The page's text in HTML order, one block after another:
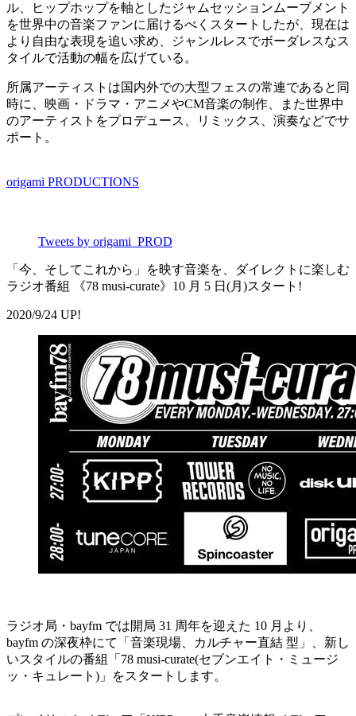
ル、ヒップホップを軸としたジャムセッションムーブメント
を世界中の音楽ファンに届けるべくスタートしたが、現在は
より自由な表現を追い求め、ジャンルレスでボーダレスなス
タイルで活動の幅を広げている。
所属アーティストは国内外での大型フェスの常連であると同
時に、映画・ドラマ・アニメやCM音楽の制作、また世界中
のアーティストをプロデュース、リミックス、演奏などでサ
ポート。
origami PRODUCTIONS
Tweets by origami_PROD
「今、そしてこれから」を映す音楽を、ダイレクトに楽しむ
ラジオ番組 《78 musi-curate》10 月 5 日(月)スタート!
2020/9/24 UP!
ラジオ局・bayfm では開局 31 周年を迎えた 10 月より、
bayfm の深夜枠にて「音楽現場、カルチャー直結 型」、新し
いスタイルの番組「78 musi-curate(セブンエイト・ミュージ
ッ・キュレート)」をスタートします。